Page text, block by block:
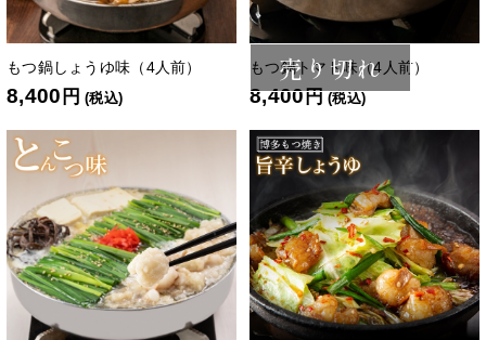
もつ鍋しょうゆ味（4人前）
8,400 円 (税込)
売り切れ
もつ鍋トマト味（4人前）
8,400円 (税込)